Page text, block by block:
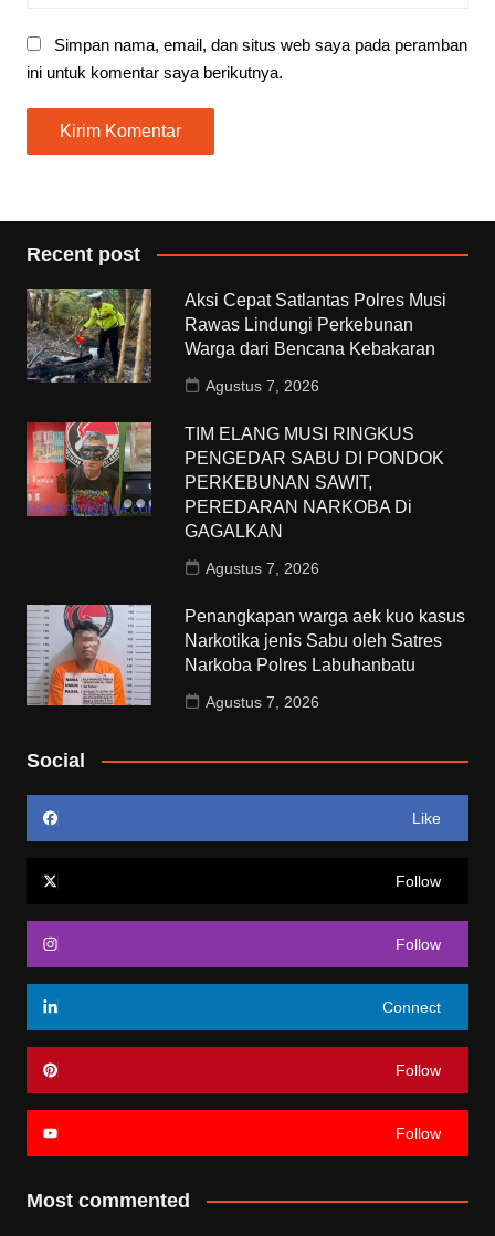
Simpan nama, email, dan situs web saya pada peramban
ini untuk komentar saya berikutnya.
Recent post
Aksi Cepat Satlantas Polres Musi
Rawas Lindungi Perkebunan
Warga dari Bencana Kebakaran
Agustus 7, 2026
TIM ELANG MUSI RINGKUS
PENGEDAR SABU DI PONDOK
PERKEBUNAN SAWIT,
PEREDARAN NARKOBA Di
GAGALKAN
Agustus 7, 2026
Penangkapan warga aek kuo kasus
Narkotika jenis Sabu oleh Satres
Narkoba Polres Labuhanbatu
Agustus 7, 2026
Social
Like
Follow
Follow
Connect
Follow
Follow
Most commented